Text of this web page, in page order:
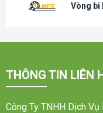
Vòng bi
THÔNG TIN LIÊN
Công Ty TNHH Dịch